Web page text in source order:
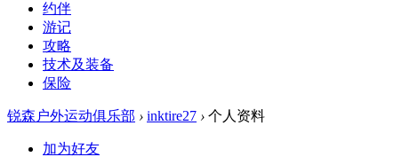
约伴
游记
攻略
技术及装备
保险
锐森户外运动俱乐部 › inktire27 › 个人资料
加为好友